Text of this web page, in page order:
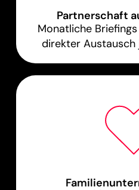
Partnerschaft
Monatliche
direkter Austausch